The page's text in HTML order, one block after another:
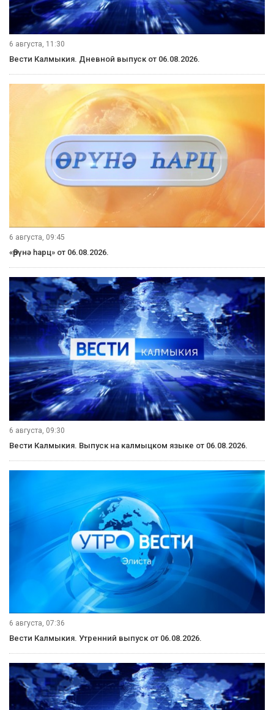
6 августа, 11:30
Вести Калмыкия. Дневной выпуск от 06.08.2026.
6 августа, 09:45
«Өрүнә һарц» от 06.08.2026.
6 августа, 09:30
Вести Калмыкия. Выпуск на калмыцком языке от 06.08.2026.
6 августа, 07:36
Вести Калмыкия. Утренний выпуск от 06.08.2026.